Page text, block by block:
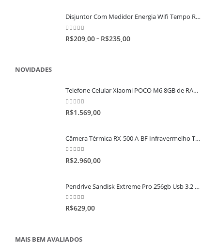
Disjuntor Com Medidor Energia Wifi Tempo Real 90/240v 25a, 40a e 63a
0 out of 5
R$209,00– R$235,00
NOVIDADES
Telefone Celular Xiaomi POCO M6 8GB de RAM / 256GB de ROM Smartphone Versão Global com NFC Tela de 6,79" 90Hz
0 out of 5
R$1.569,00
Câmera Térmica RX-500 A-BF Infravermelho Termográfica Medição Temperatura 256x192
0 out of 5
R$2.960,00
Pendrive Sandisk Extreme Pro 256gb Usb 3.2 Pen Drive Original
0out of 5
R$629,00
MAIS BEM AVALIADOS